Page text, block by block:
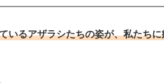
いるアザラシたちの姿が、私たち